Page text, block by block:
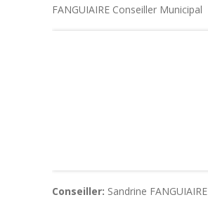
FANGUIAIRE Conseiller Municipal
Conseiller: Sandrine FANGUIAIRE